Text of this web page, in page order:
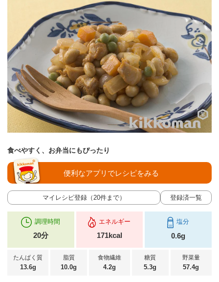
食べやすく、お弁当にもぴったり
マイレシピ登録（20件まで） 登録済一覧
便利なアプリでレシピをみる
調理時間
20分
エネルギー
171kcal
塩分
0.6g
たんぱく質
13.6g
脂質
10.0g
食物繊維
4.2g
糖質
5.3g
野菜量
57.4g